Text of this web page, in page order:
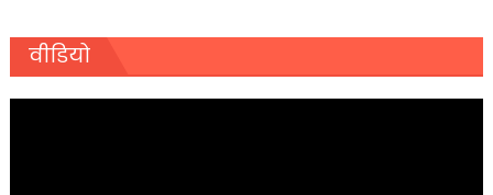
वीडियो